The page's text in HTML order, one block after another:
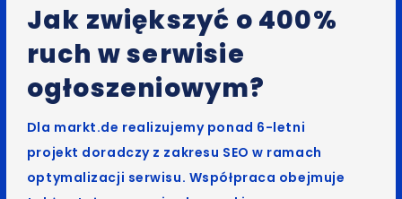
Jak zwiększyć o 400%
ruch w serwisie
ogłoszeniowym?
Dla markt.de realizujemy ponad 6-letni
projekt doradczy z zakresu SEO w ramach
optymalizacji serwisu. Współpraca obejmuje